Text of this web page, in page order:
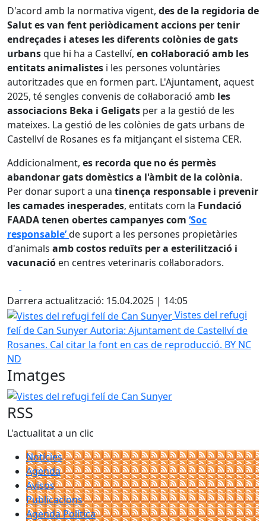
D'acord amb la normativa vigent, des de la regidoria de
Salut es van fent periòdicament accions per tenir
endreçades i ateses les diferents colònies de gats
urbansque hi ha a Castellví, en col·laboració amb les
entitats animalistes i les persones voluntàries
autoritzades que en formen part. L'Ajuntament, aquest
2025, té sengles convenis de col·laboració amb les
associacions Beka i Geligats per a la gestió de les
mateixes. La gestió de les colònies de gats urbans de
Castellví de Rosanes es fa mitjançant el sistema CER.
Addicionalment, es recorda que no és permès
abandonar gats domèstics a l'àmbit de la colònia.
Per donar suport a una tinença responsable i prevenir
les camades inesperades, entitats com la Fundació
FAADA tenen obertes campanyes com ‘Soc
responsable’de suport a les persones propietàries
d'animals amb costos reduïts per a esterilització i
vacunació en centres veterinaris col·laboradors.
Darrera actualització: 15.04.2025 | 14:05
Vistes del refugi felí de Can Sunyer
Vistes del refugi
felí de Can SunyerAutoria: Ajuntament de Castellví de
Rosanes. Cal citar la font en cas de reproducció. BY NC
ND
Imatges
Vistes del refugi felí de Can Sunyer
RSS
L'actualitat a un clic
Notícies
Agenda
Avisos
Publicacions
Agenda Política